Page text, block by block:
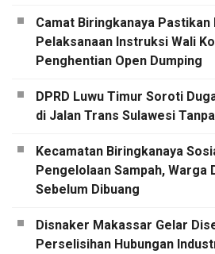
Camat Biringkanaya Pastikan
Pelaksanaan Instruksi Wali
Penghentian Open Dumping
DPRD Luwu Timur Soroti
di Jalan Trans Sulawesi
Kecamatan Biringkanaya
Pengelolaan Sampah, Warga
Sebelum Dibuang
Disnaker Makassar Gelar
Perselisihan Hubungan